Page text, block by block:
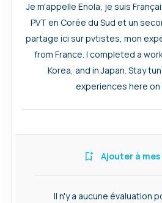
Je m'appelle Enola, je suis
PVT en Corée du Sud et un
partage ici sur pvtistes, mon
from France. I completed a
Korea, and in Japan. Stay
experiences here
Ajouter à
Il n'y a aucune évaluation